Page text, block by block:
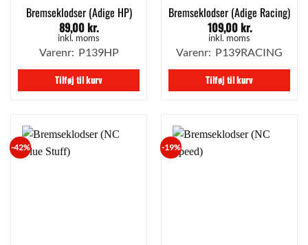
Bremseklodser (Adige HP)
89,00kr.
inkl. moms
Varenr: P139HP
Tilføj til kurv
Bremseklodser (Adige Racing)
109,00kr.
inkl. moms
Varenr: P139RACING
Tilføj til kurv
-42% -19%